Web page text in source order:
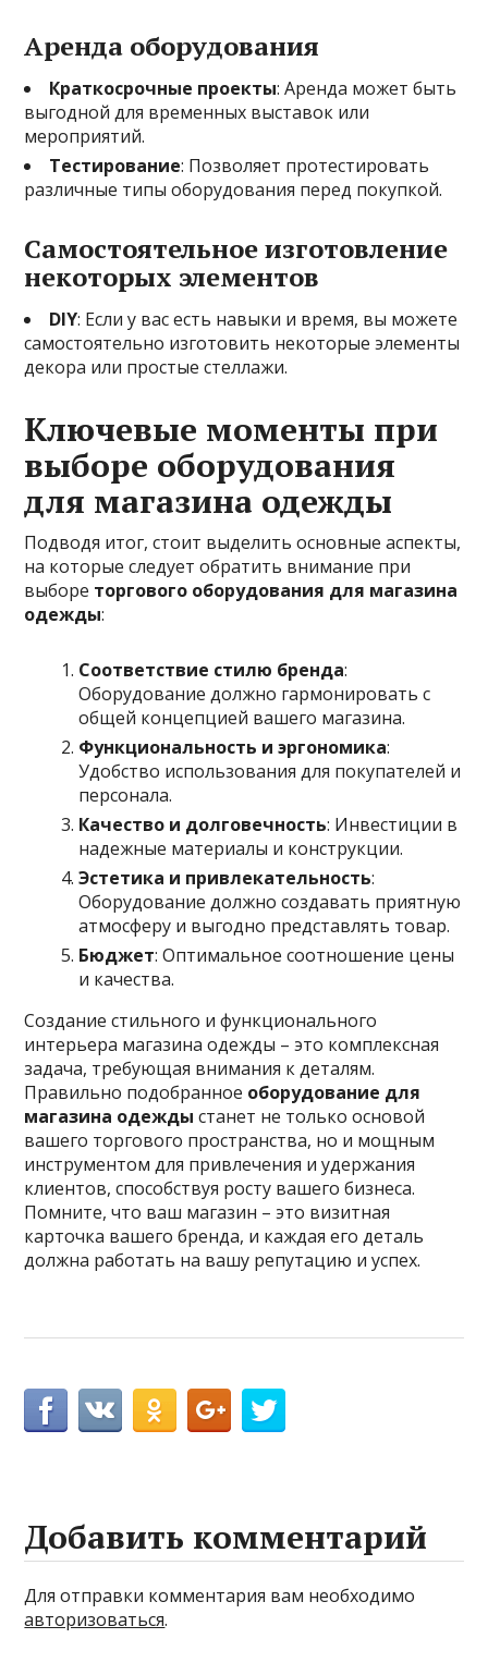
Аренда оборудования
Краткосрочные проекты: Аренда может быть
выгодной для временных выставок или
мероприятий.
Тестирование: Позволяет протестировать
различные типы оборудования перед покупкой.
Самостоятельное изготовление
некоторых элементов
DIY: Если у вас есть навыки и время, вы можете
самостоятельно изготовить некоторые элементы
декора или простые стеллажи.
Ключевые моменты при
выборе оборудования
для магазина одежды
Подводя итог, стоит выделить основные аспекты,
на которые следует обратить внимание при
выборе торгового оборудования для магазина
одежды:
Соответствие стилю бренда:
Оборудование должно гармонировать с
общей концепцией вашего магазина.
Функциональность и эргономика:
Удобство использования для покупателей и
персонала.
Качество и долговечность: Инвестиции в
надежные материалы и конструкции.
Эстетика и привлекательность:
Оборудование должно создавать приятную
атмосферу и выгодно представлять товар.
Бюджет: Оптимальное соотношение цены
и качества.
Создание стильного и функционального
интерьера магазина одежды – это комплексная
задача, требующая внимания к деталям.
Правильно подобранное оборудование для
магазина одежды станет не только основой
вашего торгового пространства, но и мощным
инструментом для привлечения и удержания
клиентов, способствуя росту вашего бизнеса.
Помните, что ваш магазин – это визитная
карточка вашего бренда, и каждая его деталь
должна работать на вашу репутацию и успех.
Добавить комментарий
Для отправки комментария вам необходимо
авторизоваться.